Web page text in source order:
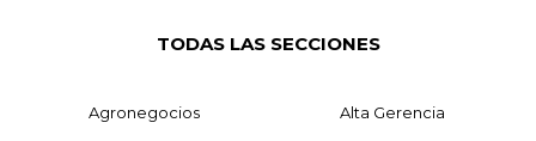
TODAS LAS SECCIONES
Agronegocios Alta Gerencia